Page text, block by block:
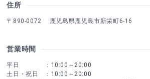
住所
〒890-0072 鹿児島県鹿児島市新栄町6-16
営業時間
平日 ：10:00～20:00
土日・祝日 ：10:00～20:00